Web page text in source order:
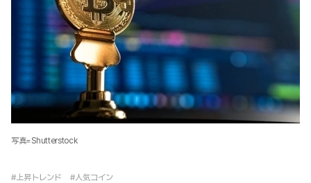
写真=Shutterstock
#上昇トレンド #人気コイン